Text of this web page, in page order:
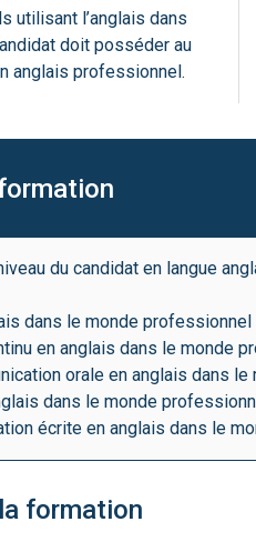
utilisant l’anglais dans
doit posséder au
anglais professionnel.
du candidat en langue
dans le monde professionnel
en anglais dans le monde
orale en anglais dans
dans le monde
écrite en anglais dans le
formation